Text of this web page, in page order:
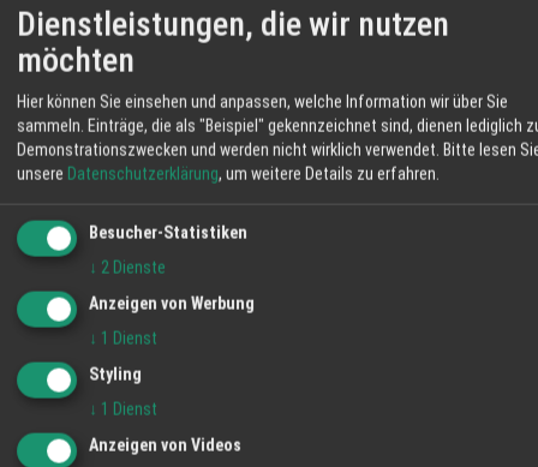
Jonas und Helena den Familienbetrieb. Die
Rinder stehen in Mutterkuhhaltung auf
langsam heran und Sie erhalten Produkte mit
nachvollziehbarer Herkunft. Im Hofladen
bekommen Sie Rind- und Schweinefleisch,
Eier, Brot, Obst und weitere Erzeugnisse aus
stärken Sie regionale Betriebe und
unterstützen die Pflege der umliegenden
Flächen. Auf dem Schmiederhof erleben Sie
Landwirtschaft, die nah, transparent und
eingebunden in die Umgebung arbeitet. Ihre
Langenhard
WEITERE ANGEBOTE
Leberwurst geräuchert und
Schwarzwurst im Ring
Angebot
Schwartenmagen im Glas
21 °C
Klarer Himmel
Dienstleistungen, die wir nutzen
möchten
Hier können Sie einsehen und anpassen, welche Information wir über Sie
sammeln. Einträge, die als "Beispiel" gekennzeichnet sind, dienen lediglich
Demonstrationszwecken und werden nicht wirklich verwendet. Bitte lesen
unsere Datenschutzerklärung, um weitere Details zu erfahren.
Besucher-Statistiken
↓ 2 Dienste
Anzeigen von Werbung
↓ 1 Dienst
Styling
↓ 1 Dienst
Anzeigen von Videos